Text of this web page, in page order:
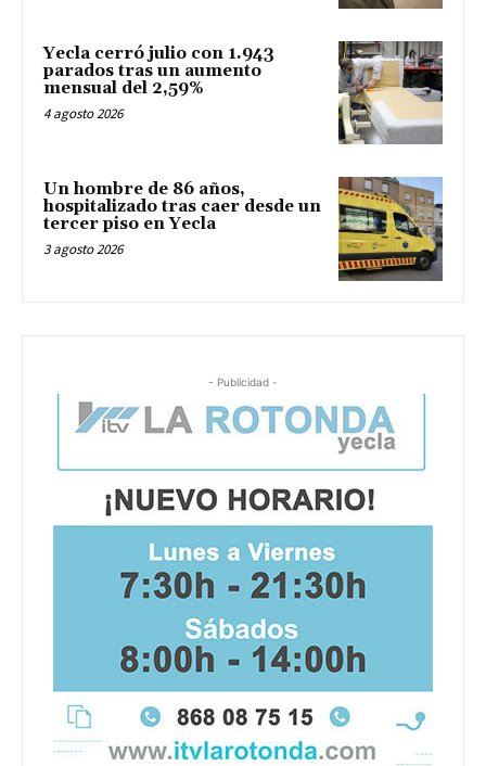
Yecla cerró julio con 1.943
parados tras un aumento
mensual del 2,59%
4 agosto 2026
Un hombre de 86 años,
hospitalizado tras caer desde un
tercer piso en Yecla
3 agosto 2026
- Publicidad -